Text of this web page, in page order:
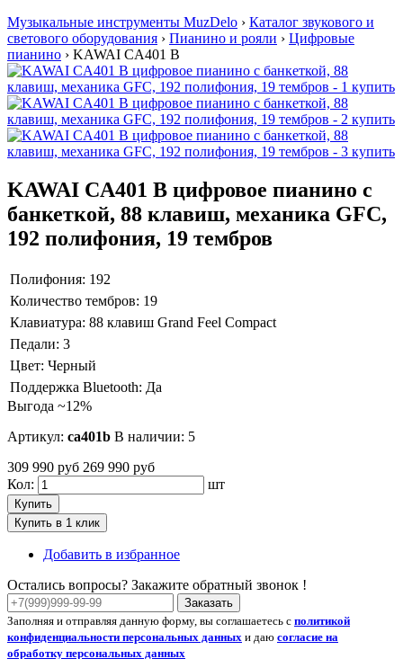
Музыкальные инструменты MuzDelo › Каталог звукового и
светового оборудования › Пианино и рояли › Цифровые
пианино › KAWAI CA401 B
KAWAI CA401 B цифровое пианино с
банкеткой, 88 клавиш, механика GFC,
192 полифония, 19 тембров
Полифония: 192
Количество тембров: 19
Клавиатура: 88 клавиш Grand Feel Compact
Педали: 3
Цвет: Черный
Поддержка Bluetooth: Да
Выгода ~12%
Артикул: ca401b В наличии: 5
309 990 руб 269 990 руб
Кол:
шт
Купить
Купить в 1 клик
Добавить в избранное
Остались вопросы? Закажите обратный звонок !
Заказать
Заполняя и отправляя данную форму, вы соглашаетесь с политикой
конфиденциальности персональных данных и даю согласие на
обработку персональных данных